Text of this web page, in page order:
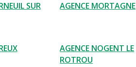
SUR
AGENCE MORTAGNE
AGENCE NOGENT LE
ROTROU